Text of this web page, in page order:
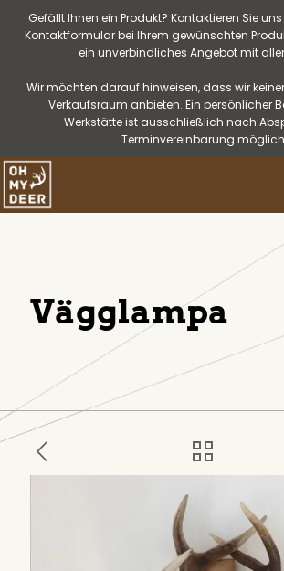
Gefällt Ihnen ein Produkt? Kontaktieren Sie
Kontaktformular bei Ihrem gewünschten
ein unverbindliches Angebot mit
Wir möchten darauf hinweisen, dass wir
Verkaufsraum anbieten. Ein persönlicher
Werkstätte ist ausschließlich nach
Terminvereinbarung
Vägglampa